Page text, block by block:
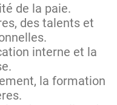
de la paie.
des talents et
interne et la
la formation